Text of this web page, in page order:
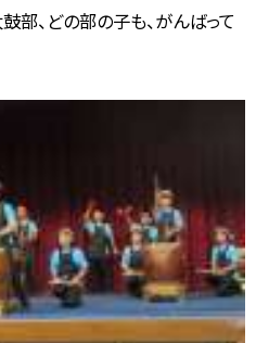
部、どの部の子も、がんばって